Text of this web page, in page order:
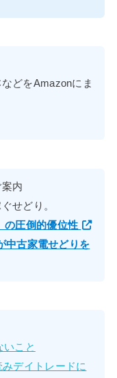
どをAmazonにま
内
せどり。
の圧倒的優位性
中古家電せどりを
こと
デイトレードに